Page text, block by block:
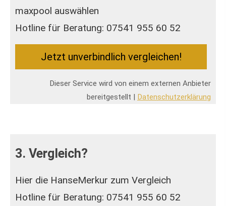
maxpool auswählen
Hotline für Beratung: 07541 955 60 52
Jetzt unverbindlich ver­gleichen!
Dieser Service wird von einem externen Anbieter
bereitgestellt | Datenschutzerklärung
3. Vergleich?
Hier die HanseMerkur zum Vergleich
Hotline für Beratung: 07541 955 60 52